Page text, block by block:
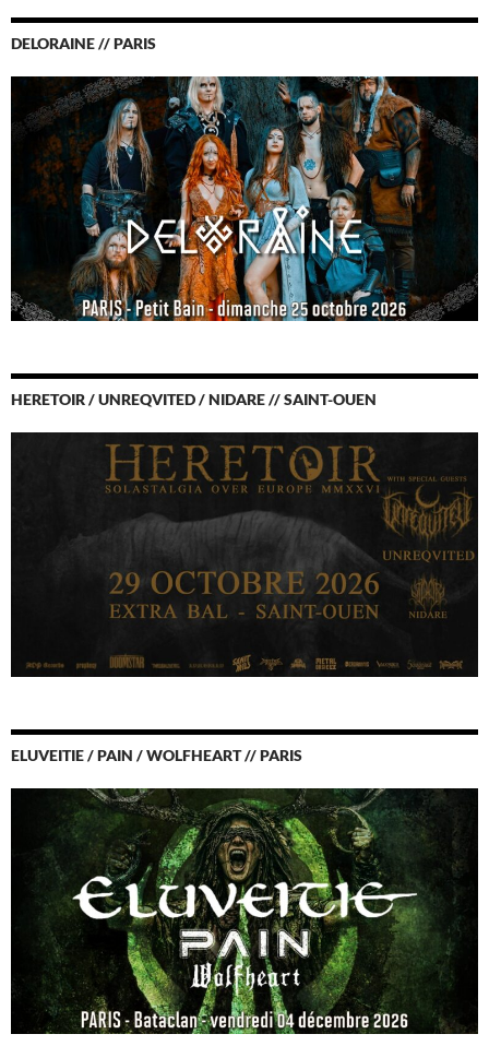
DELORAINE // PARIS
HERETOIR / UNREQVITED / NIDARE // SAINT-OUEN
ELUVEITIE / PAIN / WOLFHEART // PARIS